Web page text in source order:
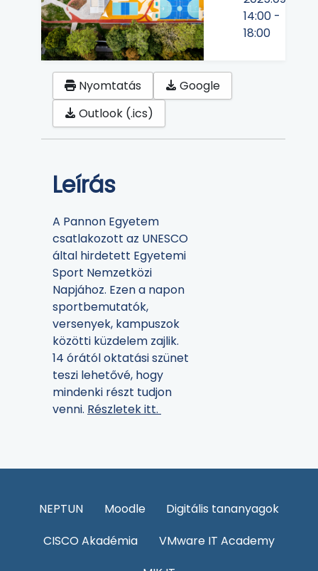
14:00 -
18:00
Nyomtatás
Google
Outlook (.ics)
Leírás
A Pannon Egyetem
csatlakozott az UNESCO
által hirdetett Egyetemi
Sport Nemzetközi
Napjához. Ezen a napon
sportbemutatók,
versenyek, kampuszok
közötti küzdelem zajlik.
14 órától oktatási szünet
teszi lehetővé, hogy
mindenki részt tudjon
venni. Részletek itt.
NEPTUN Moodle
Digitális tananyagok
CISCO Akadémia
VMware IT Academy